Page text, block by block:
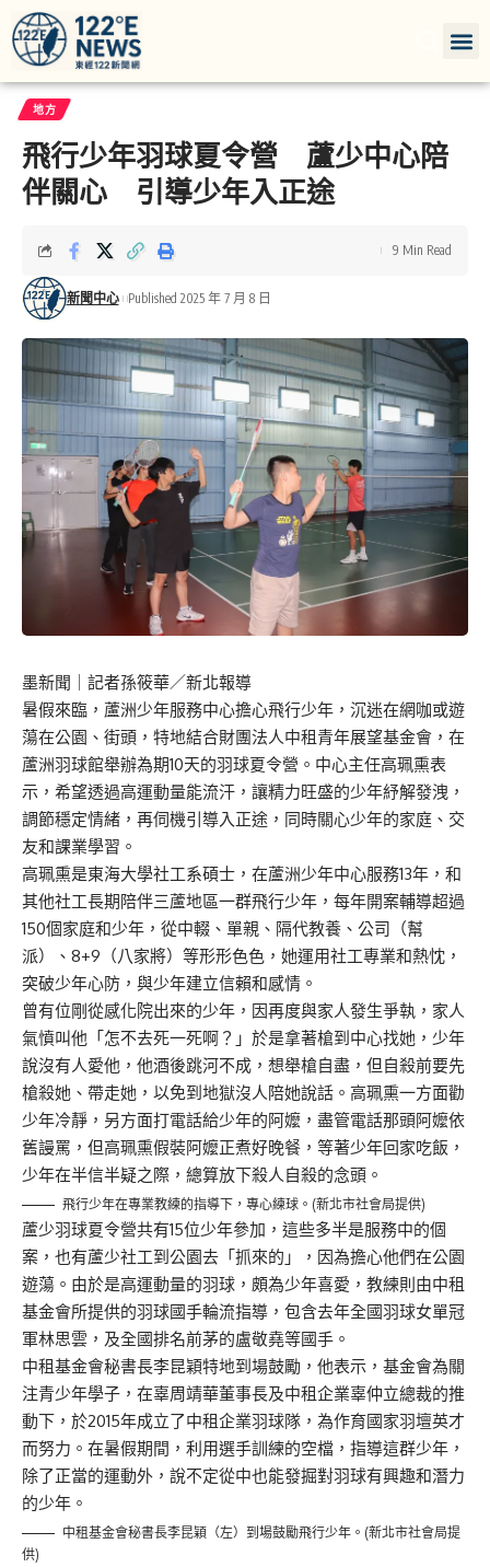
地方
飛行少年羽球夏令營 蘆少中心陪
伴關心 引導少年入正途
新聞中心 Published 2025 年 7 月 8 日
9 Min Read
墨新聞 ｜記者孫筱華／新北報導
暑假來臨，蘆洲少年服務中心擔心飛行少年，沉迷在網咖或遊
蕩在公園、街頭，特地結合財團法人中租青年展望基金會，在
蘆洲羽球館舉辦為期10天的羽球夏令營。中心主任高珮熏表
示，希望透過高運動量能流汗，讓精力旺盛的少年紓解發洩，
調節穩定情緒，再伺機引導入正途，同時關心少年的家庭、交
友和課業學習。
高珮熏是東海大學社工系碩士，在蘆洲少年中心服務13年，和
其他社工長期陪伴三蘆地區一群飛行少年，每年開案輔導超過
150個家庭和少年，從中輟、單親、隔代教養、公司（幫
派）、8+9（八家將）等形形色色，她運用社工專業和熱忱，
突破少年心防，與少年建立信賴和感情。
曾有位剛從感化院出來的少年，因再度與家人發生爭執，家人
氣憤叫他「怎不去死一死啊？」於是拿著槍到中心找她，少年
說沒有人愛他，他酒後跳河不成，想舉槍自盡，但自殺前要先
槍殺她、帶走她，以免到地獄沒人陪她說話。高珮熏一方面勸
少年冷靜，另方面打電話給少年的阿嬤，盡管電話那頭阿嬤依
舊謾罵，但高珮熏假裝阿嬤正煮好晚餐，等著少年回家吃飯，
少年在半信半疑之際，總算放下殺人自殺的念頭。
飛行少年在專業教練的指導下，專心練球。(新北市社會局提供)
蘆少羽球夏令營共有15位少年參加，這些多半是服務中的個
案，也有蘆少社工到公園去「抓來的」，因為擔心他們在公園
遊蕩。由於是高運動量的羽球，頗為少年喜愛，教練則由中租
基金會所提供的羽球國手輪流指導，包含去年全國羽球女單冠
軍林思雲，及全國排名前茅的盧敬堯等國手。
中租基金會秘書長李昆穎特地到場鼓勵，他表示，基金會為關
注青少年學子，在辜周靖華董事長及中租企業辜仲立總裁的推
動下，於2015年成立了中租企業羽球隊，為作育國家羽壇英才
而努力。在暑假期間，利用選手訓練的空檔，指導這群少年，
除了正當的運動外，說不定從中也能發掘對羽球有興趣和潛力
的少年。
中租基金會秘書長李昆穎（左）到場鼓勵飛行少年。(新北市社會局提
供)